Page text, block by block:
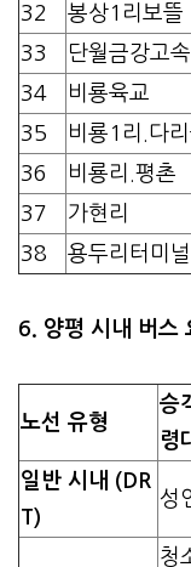
32
봉상1리보뜰
33
단월금강고
34
비룡육교
35
비룡1리.다
36
비룡리.평촌
37
가현리
38
용두리터미널
6. 양평 시내 버스
노선 유형
승
령
일반 시내 (DR
T)
성
청